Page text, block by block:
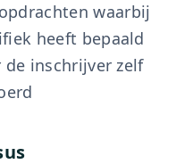
waarbij
heeft bepaald
inschrijver zelf